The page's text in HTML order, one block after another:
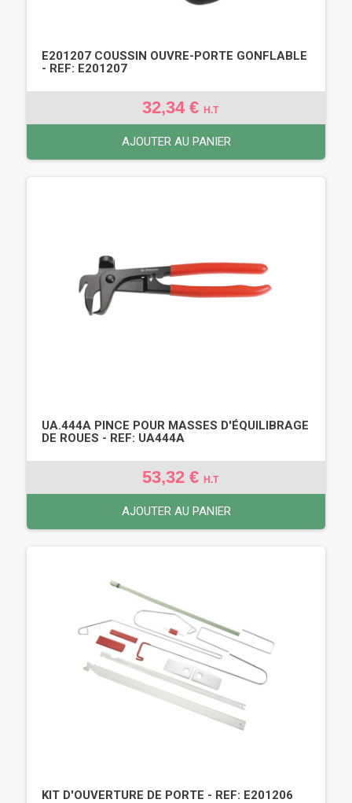
E201207 COUSSIN OUVRE-PORTE GONFLABLE
- REF: E201207
32,34 € H.T
AJOUTER AU PANIER
UA.444A PINCE POUR MASSES D'ÉQUILIBRAGE
DE ROUES - REF: UA444A
53,32 € H.T
AJOUTER AU PANIER
KIT D'OUVERTURE DE PORTE - REF: E201206